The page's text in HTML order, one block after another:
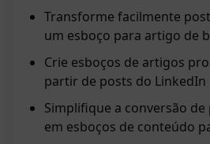
Transforme facilmente
um esboço para artigo de
Crie esboços de artigos
partir de posts do LinkedIn
Simplifique a conversão
em esboços de conteúdo